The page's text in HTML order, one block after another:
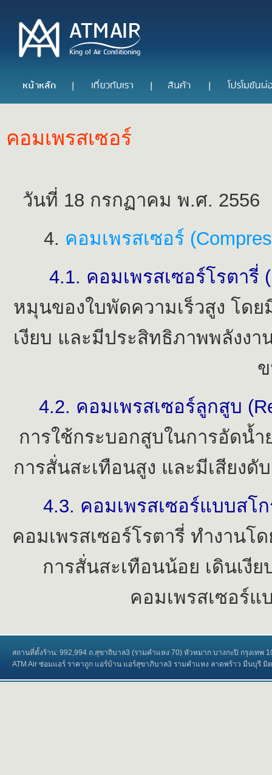
คอมเพรสเซอร์
วันที่ 18 กรกฏาคม พ.ศ. 2556
4. คอมเพรสเซอร์
4.1. คอมเพรสเซอร์โรตารี่
หมุนของใบพัดความเร็วสูง โด
เงียบ และมีประสิทธิภาพพลังงา
4.2. คอมเพรสเซอร์ลูกสูบ
การใช้กระบอกสูบในการอัดน้
การสั่นสะเทือนสูง และมีเสียง
4.3. คอมเพรสเซอร์แบบสโ
คอมเพรสเซอร์โรตารี่ ทำงาน
การสั่นสะเทือนน้อย เดินเงี
คอมเพรสเซอร์แ
สถานที่ตั้งร้าน: 992,994 ถ.สุขาถิบาล3 (รามคำแหง 70) หัวหมาก บางกะปิ กรุงเทพ
ATM Air ซ่อมแอร์ ราคาถูก แอร์บ้าน แอร์สุขาภิบาล3 รามคำแหง ลาดพร้าว มีนบุรี